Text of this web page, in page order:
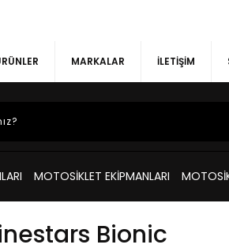
MARKALAR İLETİŞİM
MOTOSİKLET EKİPMANLARI
Bionic